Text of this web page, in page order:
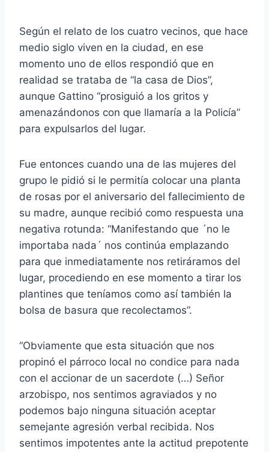
Según el relato de los cuatro vecinos, que hace
medio siglo viven en la ciudad, en ese
momento uno de ellos respondió que en
realidad se trataba de “la casa de Dios”,
aunque Gattino “prosiguió a los gritos y
amenazándonos con que llamaría a la Policía”
para expulsarlos del lugar.
Fue entonces cuando una de las mujeres del
grupo le pidió si le permitía colocar una planta
de rosas por el aniversario del fallecimiento de
su madre, aunque recibió como respuesta una
negativa rotunda: “Manifestando que ´no le
importaba nada´ nos continúa emplazando
para que inmediatamente nos retiráramos del
lugar, procediendo en ese momento a tirar los
plantines que teníamos como así también la
bolsa de basura que recolectamos”.
“Obviamente que esta situación que nos
propinó el párroco local no condice para nada
con el accionar de un sacerdote (…) Señor
arzobispo, nos sentimos agraviados y no
podemos bajo ninguna situación aceptar
semejante agresión verbal recibida. Nos
sentimos impotentes ante la actitud prepotente